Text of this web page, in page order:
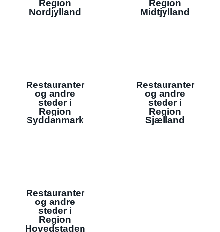
Region
Nordjylland
Region
Midtjylland
Restauranter
og andre
steder i
Region
Syddanmark
Restauranter
og andre
steder i
Region
Sjælland
Restauranter
og andre
steder i
Region
Hovedstaden